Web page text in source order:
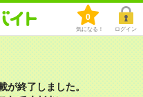
0
気になる！ ログイン
が終了しました。